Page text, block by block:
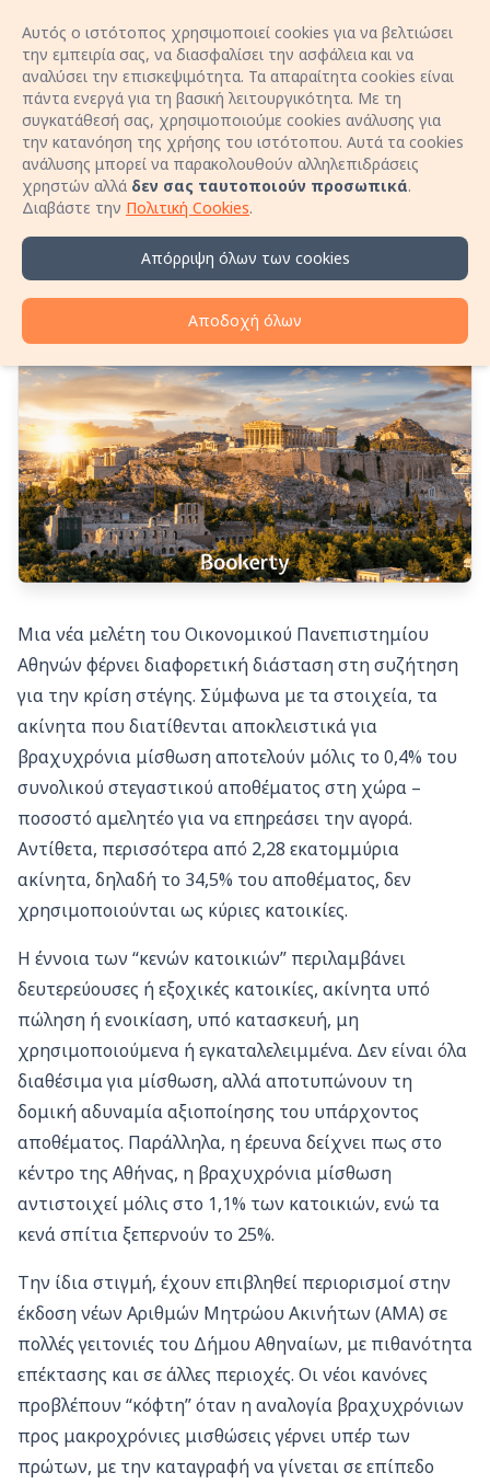
Είσοδος
Κλείσε διαμονή χωρίς προμήθειες κράτησης!
Μίλα απευθείας με τον οικοδεσπότη μέσω
τηλεφώνου και εξασφάλισε καλύτερη τιμή για τη
διαμονή σου!
Μάθε περισσότερα
Η αλήθεια για τα
“φουσκωμένα” ενοίκια: Στο
στόχαστρο τα κενά σπίτια,
όχι η βραχυχρόνια μίσθωση
Μια νέα μελέτη του Οικονομικού Πανεπιστημίου
Αθηνών φέρνει διαφορετική διάσταση στη συζήτηση
για την κρίση στέγης. Σύμφωνα με τα στοιχεία, τα
ακίνητα που διατίθενται αποκλειστικά για
βραχυχρόνια μίσθωση αποτελούν μόλις το 0,4% του
συνολικού στεγαστικού αποθέματος στη χώρα –
ποσοστό αμελητέο για να επηρεάσει την αγορά.
Αντίθετα, περισσότερα από 2,28 εκατομμύρια
ακίνητα, δηλαδή το 34,5% του αποθέματος, δεν
χρησιμοποιούνται ως κύριες κατοικίες.
Η έννοια των “κενών κατοικιών” περιλαμβάνει
δευτερεύουσες ή εξοχικές κατοικίες, ακίνητα υπό
πώληση ή ενοικίαση, υπό κατασκευή, μη
χρησιμοποιούμενα ή εγκαταλελειμμένα. Δεν είναι όλα
διαθέσιμα για μίσθωση, αλλά αποτυπώνουν τη
δομική αδυναμία αξιοποίησης του υπάρχοντος
αποθέματος. Παράλληλα, η έρευνα δείχνει πως στο
κέντρο της Αθήνας, η βραχυχρόνια μίσθωση
αντιστοιχεί μόλις στο 1,1% των κατοικιών, ενώ τα
κενά σπίτια ξεπερνούν το 25%.
Την ίδια στιγμή, έχουν επιβληθεί περιορισμοί στην
έκδοση νέων Αριθμών Μητρώου Ακινήτων (ΑΜΑ) σε
πολλές γειτονιές του Δήμου Αθηναίων, με πιθανότητα
επέκτασης και σε άλλες περιοχές. Οι νέοι κανόνες
προβλέπουν “κόφτη” όταν η αναλογία βραχυχρόνιων
προς μακροχρόνιες μισθώσεις γέρνει υπέρ των
πρώτων, με την καταγραφή να γίνεται σε επίπεδο
Αυτός ο ιστότοπος χρησιμοποιεί cookies για να βελτιώσει
την εμπειρία σας, να διασφαλίσει την ασφάλεια και να
αναλύσει την επισκεψιμότητα. Τα απαραίτητα cookies είναι
πάντα ενεργά για τη βασική λειτουργικότητα. Με τη
συγκατάθεσή σας, χρησιμοποιούμε cookies ανάλυσης για
την κατανόηση της χρήσης του ιστότοπου. Αυτά τα cookies
ανάλυσης μπορεί να παρακολουθούν αλληλεπιδράσεις
χρηστών αλλά δεν σας ταυτοποιούν προσωπικά.
Διαβάστε την Πολιτική Cookies.
Απόρριψη όλων των cookies
Αποδοχή όλων